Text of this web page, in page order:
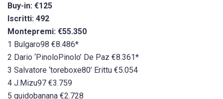
Buy-in: €125
Iscritti: 492
Montepremi: €55.350
1 Bulgaro98 €8.486*
2 Dario ‘PinoloPinolo’ De Paz €8.361*
3 Salvatore ‘toreboxe80’ Erittu €5.054
4 J.Mizu97 €3.759
5 guidobanana €2.728